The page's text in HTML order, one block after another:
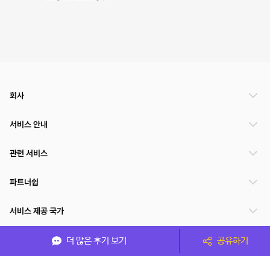
더 많은 후기 보기 공유하기
회사
서비스 안내
관련 서비스
파트너쉽
서비스 제공 국가